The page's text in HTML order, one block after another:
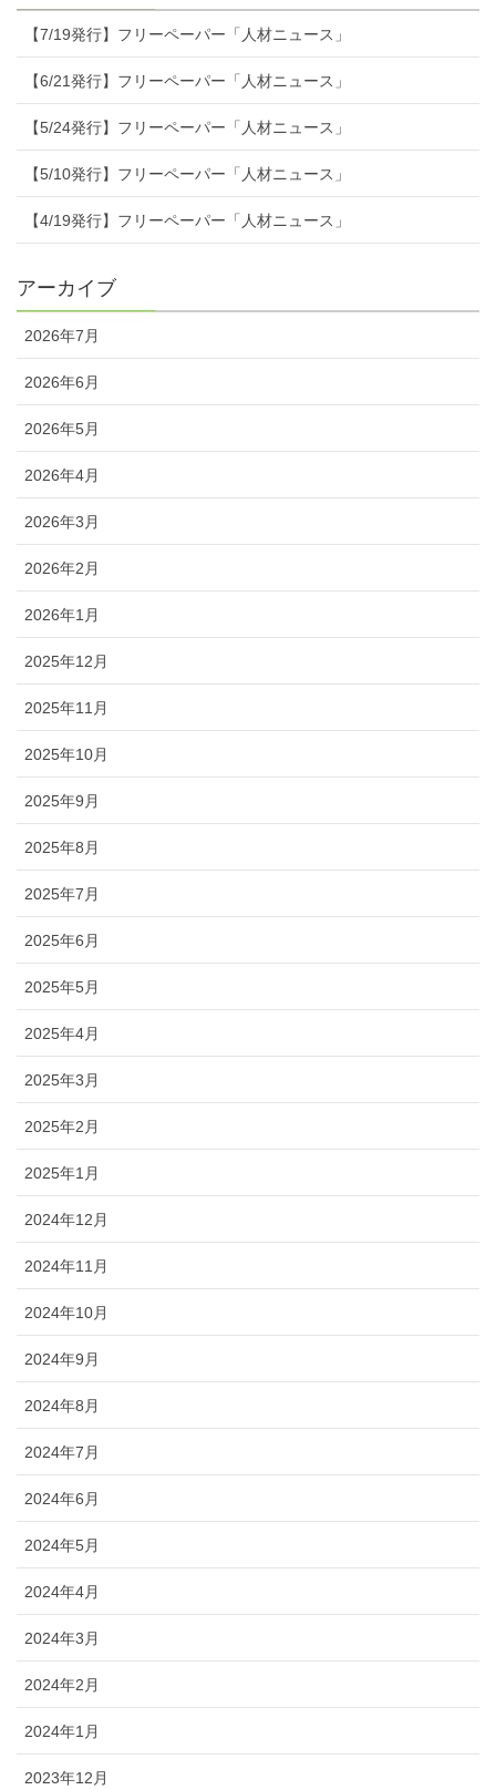
【7/19発行】フリーペーパー「人材ニュース」
【6/21発行】フリーペーパー「人材ニュース」
【5/24発行】フリーペーパー「人材ニュース」
【5/10発行】フリーペーパー「人材ニュース」
【4/19発行】フリーペーパー「人材ニュース」
アーカイブ
2026年7月
2026年6月
2026年5月
2026年4月
2026年3月
2026年2月
2026年1月
2025年12月
2025年11月
2025年10月
2025年9月
2025年8月
2025年7月
2025年6月
2025年5月
2025年4月
2025年3月
2025年2月
2025年1月
2024年12月
2024年11月
2024年10月
2024年9月
2024年8月
2024年7月
2024年6月
2024年5月
2024年4月
2024年3月
2024年2月
2024年1月
2023年12月